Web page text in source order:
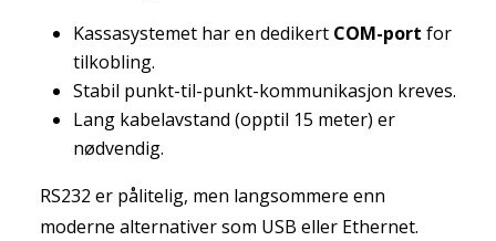
Kassasystemet har en dedikert COM-port for
tilkobling.
Stabil punkt-til-punkt-kommunikasjon kreves.
Lang kabelavstand (opptil 15 meter) er
nødvendig.
RS232 er pålitelig, men langsommere enn
moderne alternativer som USB eller Ethernet.